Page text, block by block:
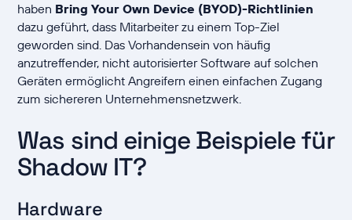
haben Bring Your Own Device (BYOD)-Richtlinien
dazu geführt, dass Mitarbeiter zu einem Top-Ziel
geworden sind. Das Vorhandensein von häufig
anzutreffender, nicht autorisierter Software auf solchen
Geräten ermöglicht Angreifern einen einfachen Zugang
zum sichereren Unternehmensnetzwerk.
Was sind einige Beispiele für
Shadow IT?
Hardware